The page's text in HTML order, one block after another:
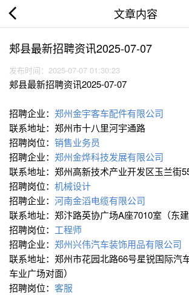
文章内容
郏县最新招聘资讯2025-07-07
发布时间：2025-07-07 01:30:23
郏县最新招聘资讯2025-07-07
招聘企业： 郑州金宇客车配件有限公司
联系地址：郑州市十八里河宇通路
招聘岗位： 销售业务员
招聘企业： 郑州金烨科技发展有限公司
联系地址：郑州高新技术产业开发区玉兰街
招聘岗位： 机械设计
招聘企业： 河南金滔电缆有限公司
联系地址：郑汴路英协广场A座7010室（东建
招聘岗位： 工程师
招聘企业： 郑州兴伟汽车装饰用品有限公司
联系地址：郑州市花园北路66号星锐国际汽
车业广场对面）
招聘岗位： 客服